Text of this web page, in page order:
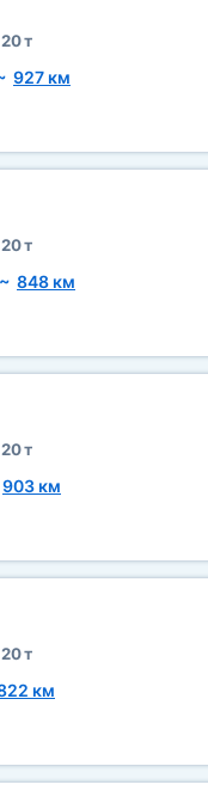
20 т
927 км
20 т
~ 848 км
20 т
903 км
20 т
км